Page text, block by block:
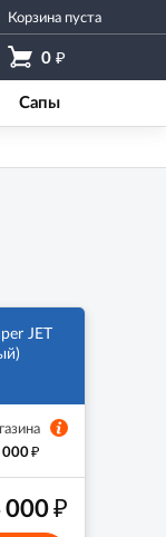
Корзина пуста
0 ₽
Сапы
JET
000₽
000₽